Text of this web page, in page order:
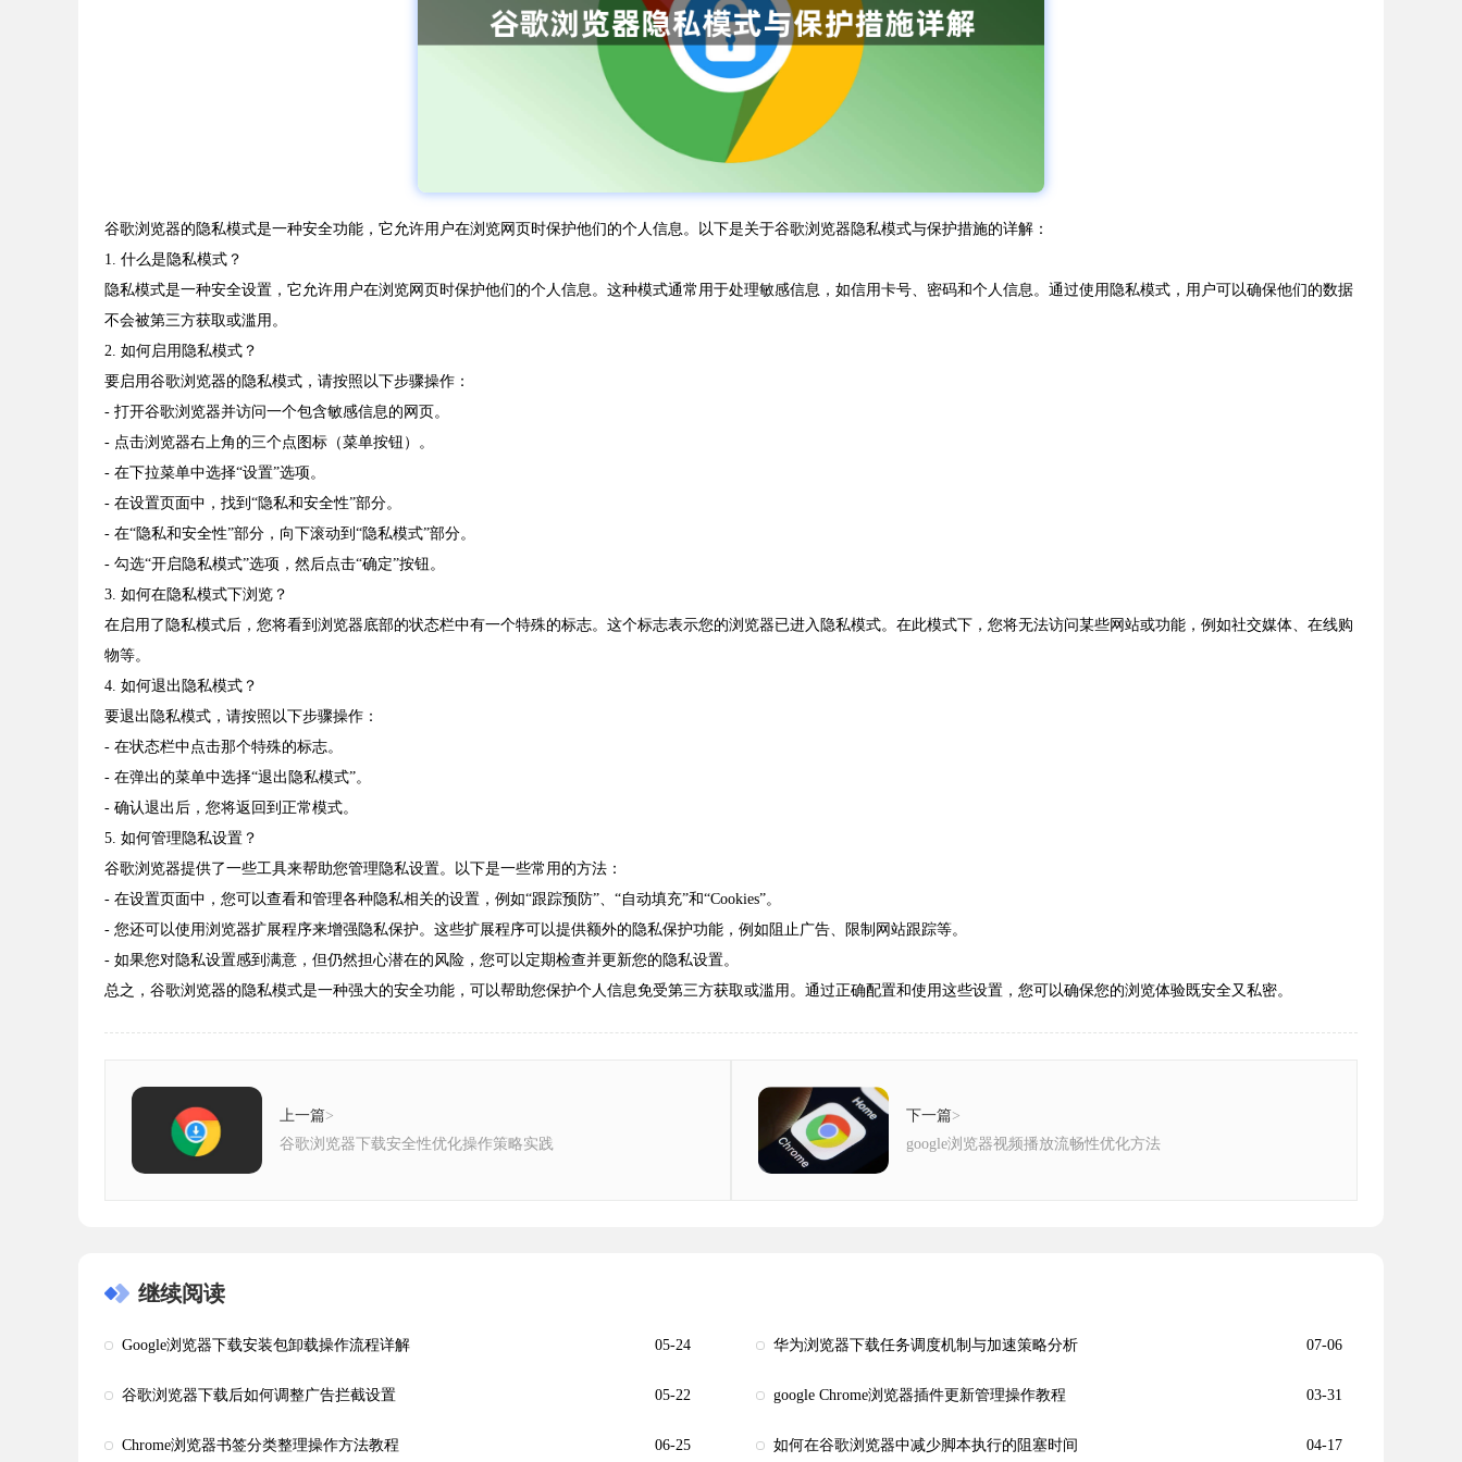
谷歌浏览器的隐私模式是一种安全功能，它允许用户在浏览网页时保护他们的个人信息。以下是关于谷歌浏览器隐私模式与保护措施的详解：
1. 什么是隐私模式？
隐私模式是一种安全设置，它允许用户在浏览网页时保护他们的个人信息。这种模式通常用于处理敏感信息，如信用卡号、密码和个人信息。通过使用隐私模式，用户可以确保他们的数据
不会被第三方获取或滥用。
2. 如何启用隐私模式？
要启用谷歌浏览器的隐私模式，请按照以下步骤操作：
- 打开谷歌浏览器并访问一个包含敏感信息的网页。
- 点击浏览器右上角的三个点图标（菜单按钮）。
- 在下拉菜单中选择“设置”选项。
- 在设置页面中，找到“隐私和安全性”部分。
- 在“隐私和安全性”部分，向下滚动到“隐私模式”部分。
- 勾选“开启隐私模式”选项，然后点击“确定”按钮。
3. 如何在隐私模式下浏览？
在启用了隐私模式后，您将看到浏览器底部的状态栏中有一个特殊的标志。这个标志表示您的浏览器已进入隐私模式。在此模式下，您将无法访问某些网站或功能，例如社交媒体、在线购
物等。
4. 如何退出隐私模式？
要退出隐私模式，请按照以下步骤操作：
- 在状态栏中点击那个特殊的标志。
- 在弹出的菜单中选择“退出隐私模式”。
- 确认退出后，您将返回到正常模式。
5. 如何管理隐私设置？
谷歌浏览器提供了一些工具来帮助您管理隐私设置。以下是一些常用的方法：
- 在设置页面中，您可以查看和管理各种隐私相关的设置，例如“跟踪预防”、“自动填充”和“Cookies”。
- 您还可以使用浏览器扩展程序来增强隐私保护。这些扩展程序可以提供额外的隐私保护功能，例如阻止广告、限制网站跟踪等。
- 如果您对隐私设置感到满意，但仍然担心潜在的风险，您可以定期检查并更新您的隐私设置。
总之，谷歌浏览器的隐私模式是一种强大的安全功能，可以帮助您保护个人信息免受第三方获取或滥用。通过正确配置和使用这些设置，您可以确保您的浏览体验既安全又私密。
上一篇>
谷歌浏览器下载安全性优化操作策略实践
下一篇>
google浏览器视频播放流畅性优化方法
继续阅读
Google浏览器下载安装包卸载操作流程详解 05-24 华为浏览器下载任务调度机制与加速策略分析 07-06
谷歌浏览器下载后如何调整广告拦截设置 05-22 google Chrome浏览器插件更新管理操作教程 03-31
Chrome浏览器书签分类整理操作方法教程 06-25 如何在谷歌浏览器中减少脚本执行的阻塞时间 04-17